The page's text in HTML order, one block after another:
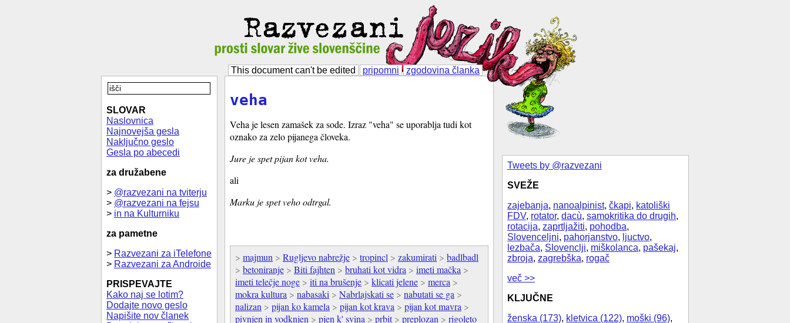
This document can't be edited pripomni zgodovina članka
Tweets by @razvezani
SVEŽE
zajebanja, nanoalpinist, čkapi, katoliški
FDV, rotator, dacù, samokritika do drugih,
rotacija, zaprtljažiti, pohodba,
Slovenceljni, pahorjanstvo, ljuctvo,
lezbača, Slovenclji, miškolanca, pašekaj,
zbroja, zagrebška, rogač
več >>
KLJUČNE
ženska (173), kletvica (122), moški (96),
SLOVAR
Naslovnica
Najnovejša gesla
Naključno geslo
Gesla po abecedi
za družabene
> @razvezani na tviterju
> @razvezani na fejsu
> in na Kulturniku
za pametne
> Razvezani za iTelefone
> Razvezani za Androide
PRISPEVAJTE
Kako naj se lotim?
Dodajte novo geslo
Napišite nov članek
veha
Veha je lesen zamašek za sode. Izraz "veha" se uporablja tudi kot
oznako za zelo pijanega človeka.
Jure je spet pijan kot veha.
ali
Marku je spet veho odtrgal.
> majmun > Rugljevo nabrežje > tropincl > zakumirati > badlbadl
> betoniranje > Biti fajhten > bruhati kot vidra > imeti mačka >
imeti telečje noge > iti na brušenje > klicati jelene > merca >
mokra kultura > nabasaki > Nabrlajskati se > nabutati se ga >
nalizan > pijan ko kamela > pijan kot krava > pijan kot mavra >
pivnjen in vodknjen > pjen k' svina > prbit> preplozan > rigoleto